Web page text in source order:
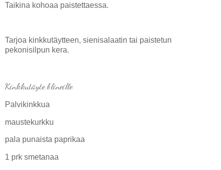
Taikina kohoaa paistettaessa.
Tarjoa kinkkutäytteen, sienisalaatin tai paistetun
pekonisilpun kera.
Kinkkutäyte blineille
Palvikinkkua
maustekurkku
pala punaista paprikaa
1 prk smetanaa